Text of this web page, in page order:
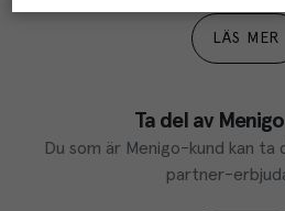
LÄS MER
Ta del av
Du som är Menigo-kund kan ta
partner-